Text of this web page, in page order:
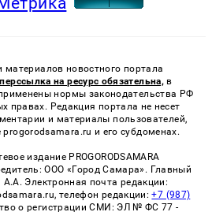
материалов новостного портала
на ресурс обязательна, в
нормы законодательства РФ
правах. Редакция портала не несет
и материалы пользователей,
и его субдоменах.
издание PROGORODSAMARA
ООО «Город Самара». Главный
Электронная почта редакции:
телефон редакции:+7 (987)
о регистрации СМИ: ЭЛ № ФС 77 -